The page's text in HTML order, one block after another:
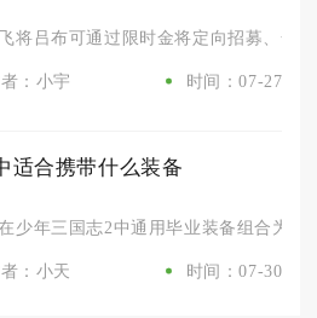
将吕布可通过限时金将定向招募、全
：小宇 时间：07-27
适合携带什么装备
少年三国志2中通用毕业装备组合为雌
：小天 时间：07-30